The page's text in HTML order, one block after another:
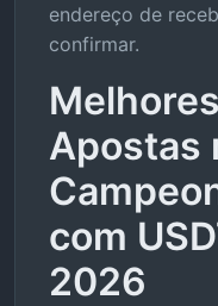
endereço de
confirmar.
Apostas
com
2026